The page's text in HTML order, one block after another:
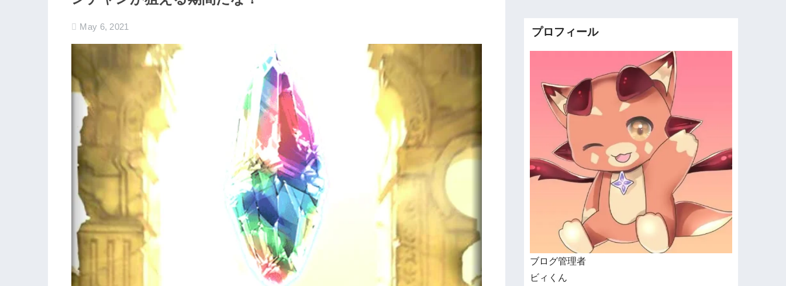
May 6, 2021 プロフィール
ブログ管理者
ビィくん